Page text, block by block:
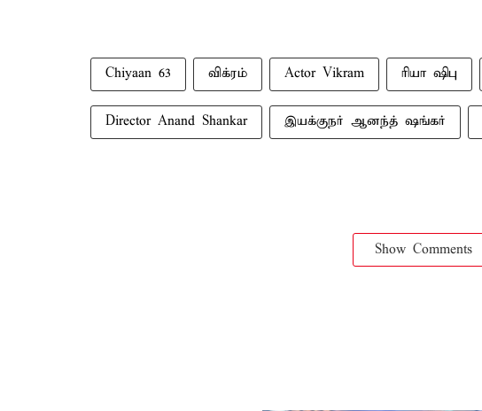
Chiyaan 63 விக்ரம் Actor Vikram ரியா ஷிபு
Director Anand Shankar இயக்குநர் ஆனந்த் ஷங்கர்
Show Comments